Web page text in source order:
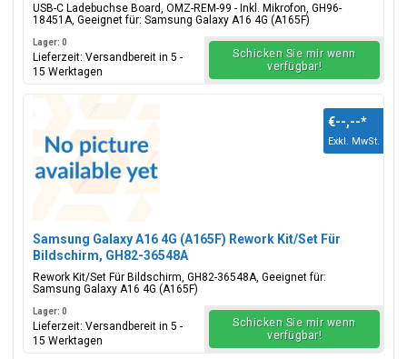
USB-C Ladebuchse Board, OMZ-REM-99 - Inkl. Mikrofon, GH96-
18451A, Geeignet für: Samsung Galaxy A16 4G (A165F)
Lager: 0
Lieferzeit: Versandbereit in 5 -
15 Werktagen
Schicken Sie mir wenn
verfügbar!
Samsung Galaxy A16 4G (A165F) Rework Kit/Set Für
Bildschirm, GH82-36548A
Rework Kit/Set Für Bildschirm, GH82-36548A, Geeignet für:
Samsung Galaxy A16 4G (A165F)
€--,--*
Exkl. MwSt.
Lager: 0
Lieferzeit: Versandbereit in 5 -
15 Werktagen
Schicken Sie mir wenn
verfügbar!